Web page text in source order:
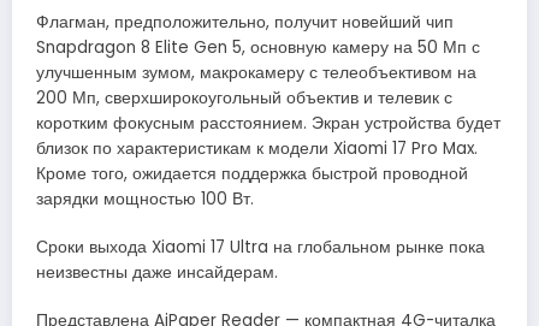
Флагман, предположительно, получит новейший чип
Snapdragon 8 Elite Gen 5, основную камеру на 50 Мп с
улучшенным зумом, макрокамеру с телеобъективом на
200 Мп, сверхширокоугольный объектив и телевик с
коротким фокусным расстоянием. Экран устройства будет
близок по характеристикам к модели Xiaomi 17 Pro Max.
Кроме того, ожидается поддержка быстрой проводной
зарядки мощностью 100 Вт.
Сроки выхода Xiaomi 17 Ultra на глобальном рынке пока
неизвестны даже инсайдерам.
Представлена AiPaper Reader — компактная 4G-читалка